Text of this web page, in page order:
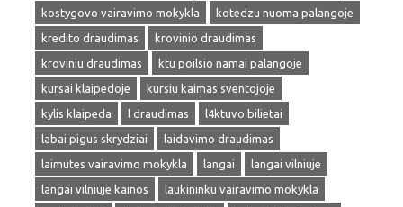
kostygovo vairavimo mokykla
kotedzu nuoma palangoje
kredito draudimas
krovinio draudimas
kroviniu draudimas
ktu poilsio namai palangoje
kursai klaipedoje
kursiu kaimas sventojoje
kylis klaipeda
l draudimas
l4ktuvo bilietai
labai pigus skrydziai
laidavimo draudimas
laimutes vairavimo mokykla
langai
langai vilniuje
langai vilniuje kainos
laukininku vairavimo mokykla